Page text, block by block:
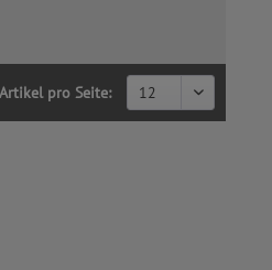
Artikel pro Seite: